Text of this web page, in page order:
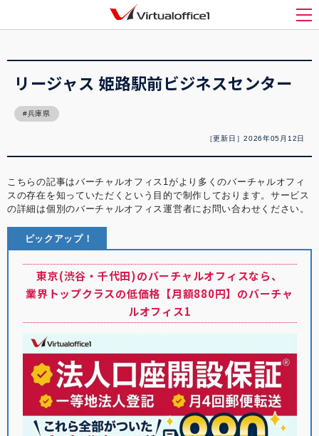
メ
バーチャルオフィス1(Virtualoffice1)
リージャス 姫路駅
リージャス 姫路駅前ビジネスセンター
兵庫県
［更新日］2026年05月12日
こちらの記事はバーチャルオフィス1がより多くのバーチャルオフィ
スの存在を知っていただくという目的で制作しております。サービス
の詳細は個別のバーチャルオフィス運営者にお問い合わせください。
ピックアップ！
東京(渋谷・千代田)のバーチャルオフィスなら、
業界トップクラスの低価格【月額880円】のバーチャ
ルオフィス1